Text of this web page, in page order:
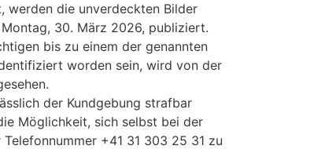
werden die unverdeckten Bilder
30. März 2026, publiziert.
bis zu einem der genannten
worden sein, wird von der
der Kundgebung strafbar
Möglichkeit, sich selbst bei der
+41 31 303 25 31 zu